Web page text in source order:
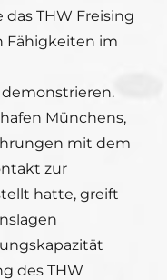
THW Freising
Fähigkeiten im
Münchens,
mit dem
zur
hatte, greift
des THW